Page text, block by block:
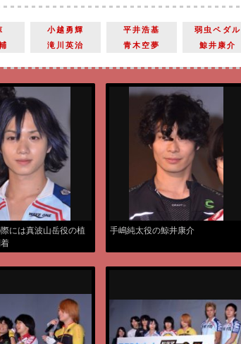
小越勇輝 平井浩基 弱虫ペダル
滝川英治 青木空夢 鯨井康介
には真波山岳役の植
手嶋純太役の鯨井康介